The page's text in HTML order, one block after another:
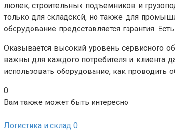
люлек, строительных подъемников и
только для складской, но также для
оборудование предоставляется гарантия.
Оказывается высокий уровень сервисного
важны для каждого потребителя и клиента
использовать оборудование, как проводить
0
Вам также может быть интересно
Логистика и склад 0